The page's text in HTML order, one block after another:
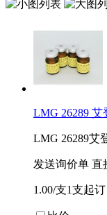
LMG 26289
LMG 26289艾
发送询价单 直
1.00/支1支起订